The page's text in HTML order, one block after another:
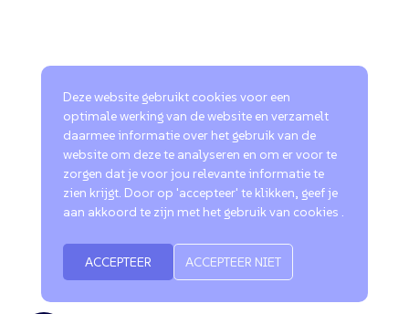
Deze website gebruikt cookies voor een
optimale werking van de website en verzamelt
daarmee informatie over het gebruik van de
website om deze te analyseren en om er voor te
zorgen dat je voor jou relevante informatie te
zien krijgt. Door op 'accepteer' te klikken, geef je
aan akkoord te zijn met het gebruik van cookies .
ACCEPTEER ACCEPTEER NIET